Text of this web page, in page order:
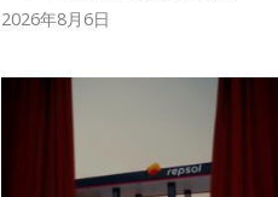
2026年8月6日